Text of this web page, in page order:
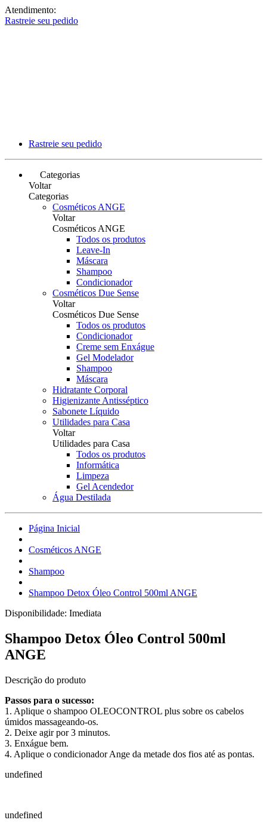
Atendimento:
Rastreie seu pedido
Rastreie seu pedido
Categorias
Voltar
Categorias
Cosméticos ANGE
Voltar
Cosméticos ANGE
Todos os produtos
Leave-In
Máscara
Shampoo
Condicionador
Cosméticos Due Sense
Voltar
Cosméticos Due Sense
Todos os produtos
Condicionador
Creme sem Enxágue
Gel Modelador
Shampoo
Máscara
Hidratante Corporal
Higienizante Antisséptico
Sabonete Líquido
Utilidades para Casa
Voltar
Utilidades para Casa
Todos os produtos
Informática
Limpeza
Gel Acendedor
Água Destilada
Página Inicial
Cosméticos ANGE
Shampoo
Shampoo Detox Óleo Control 500ml ANGE
Disponibilidade: Imediata
Shampoo Detox Óleo Control 500ml
ANGE
Descrição do produto
Passos para o sucesso:
1. Aplique o shampoo OLEOCONTROL plus sobre os cabelos
úmidos massageando-os.
2. Deixe agir por 3 minutos.
3. Enxágue bem.
4. Aplique o condicionador Ange da metade dos fios até as pontas.
undefined
undefined